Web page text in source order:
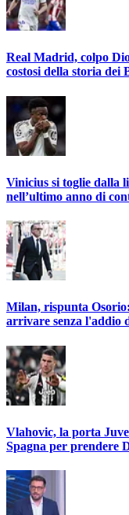
Real Madrid, colpo
costosi della storia dei
Vinicius si toglie dalla
nell’ultimo anno di
Milan, rispunta
arrivare senza l'addio
Vlahovic, la porta
Spagna per prendere